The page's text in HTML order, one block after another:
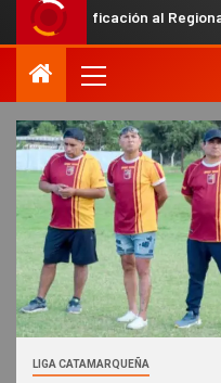
al Regional
LIGA CATAMARQUEÑA